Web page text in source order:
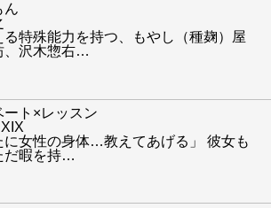
ん
る特殊能力を持つ、もやし（種麹）屋
、沢木惣右…
ート×レッスン
に女性の身体…教えてあげる」 彼女も
だ暇を持…